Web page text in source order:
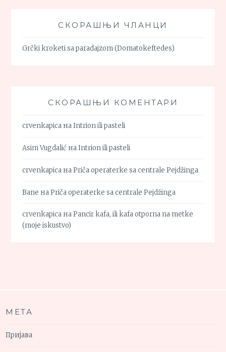
СКОРАШЊИ ЧЛАНЦИ
Grčki kroketi sa paradajzom (Domatokeftedes)
СКОРАШЊИ КОМЕНТАРИ
crvenkapica наIntrion ili pasteli
Asim Vugdalić наIntrion ili pasteli
crvenkapica наPriča operaterke sa centrale Pejdžinga
Bane наPriča operaterke sa centrale Pejdžinga
crvenkapica наPancir kafa, ili kafa otporna na metke
(moje iskustvo)
МЕТА
Пријава